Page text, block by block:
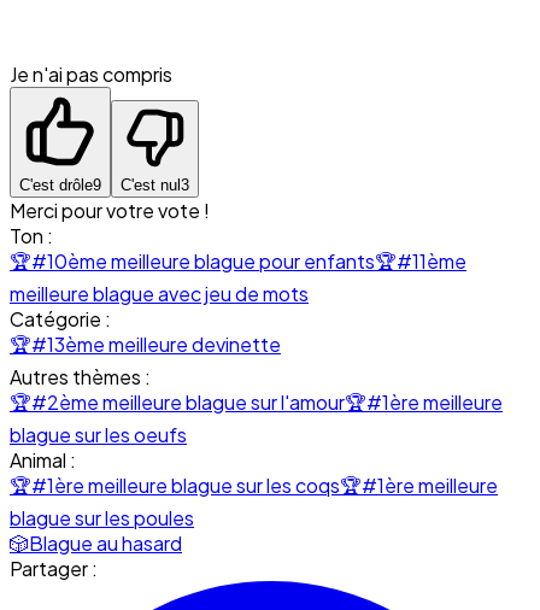
Je n'ai pas compris
C'est drôle9 C'est nul 3
Merci pour votre vote !
Ton :
🏆#10ème meilleure blague pour enfants🏆#11ème
meilleure blague avec jeu de mots
Catégorie :
🏆#13ème meilleure devinette
Autres thèmes :
🏆#2ème meilleure blague sur l'amour🏆#1ère meilleure
blague sur les oeufs
Animal :
🏆#1ère meilleure blague sur les coqs🏆#1ère meilleure
blague sur les poules
🎲Blague au hasard
Partager :